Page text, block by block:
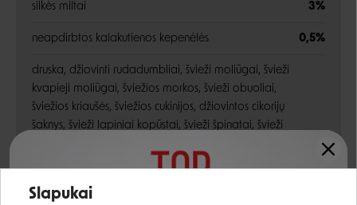
silkės miltai 3%
neapdirbtos kalakutienos kepenėlės 0,5%
druska, džiovinti rudadumbliai, švieži moliūgai, švieži
kvapieji moliūgai, šviežios morkos, švieži obuoliai,
šviežios kriaušės, šviežios cukinijos, džiovintos cikorijų
šaknys, švieži lapiniai kopūstai, švieži špinatai, švieži
nesmulkinti raudonieji lęšiai, nesmulkinti žalieji žirniai,
Slapukai